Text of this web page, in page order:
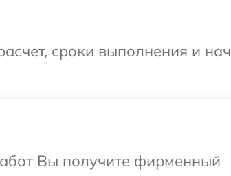
сроки выполнения и
Вы получите фирменный